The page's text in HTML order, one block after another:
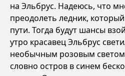
на Эльбрус. Надеюсь, что
преодолеть ледник,
пути. Тогда будут шансы
утро красавец Эльбрус
необычным розовым
словно остров в синем